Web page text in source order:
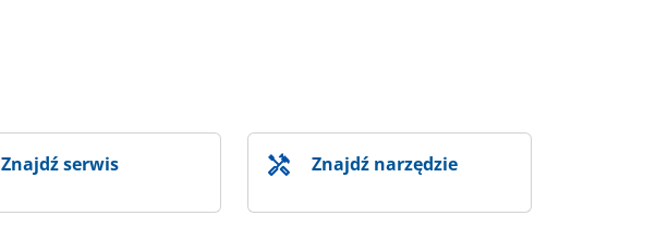
Znajdź serwis Znajdź narzędzie